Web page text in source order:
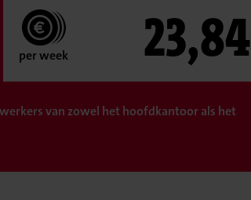
per week 23,84
van zowel het hoofdkantoor als het